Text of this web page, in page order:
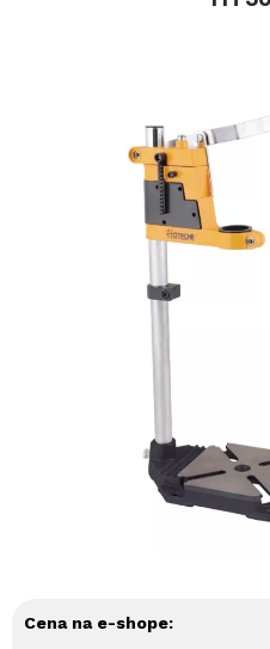
Cena na e-shope: